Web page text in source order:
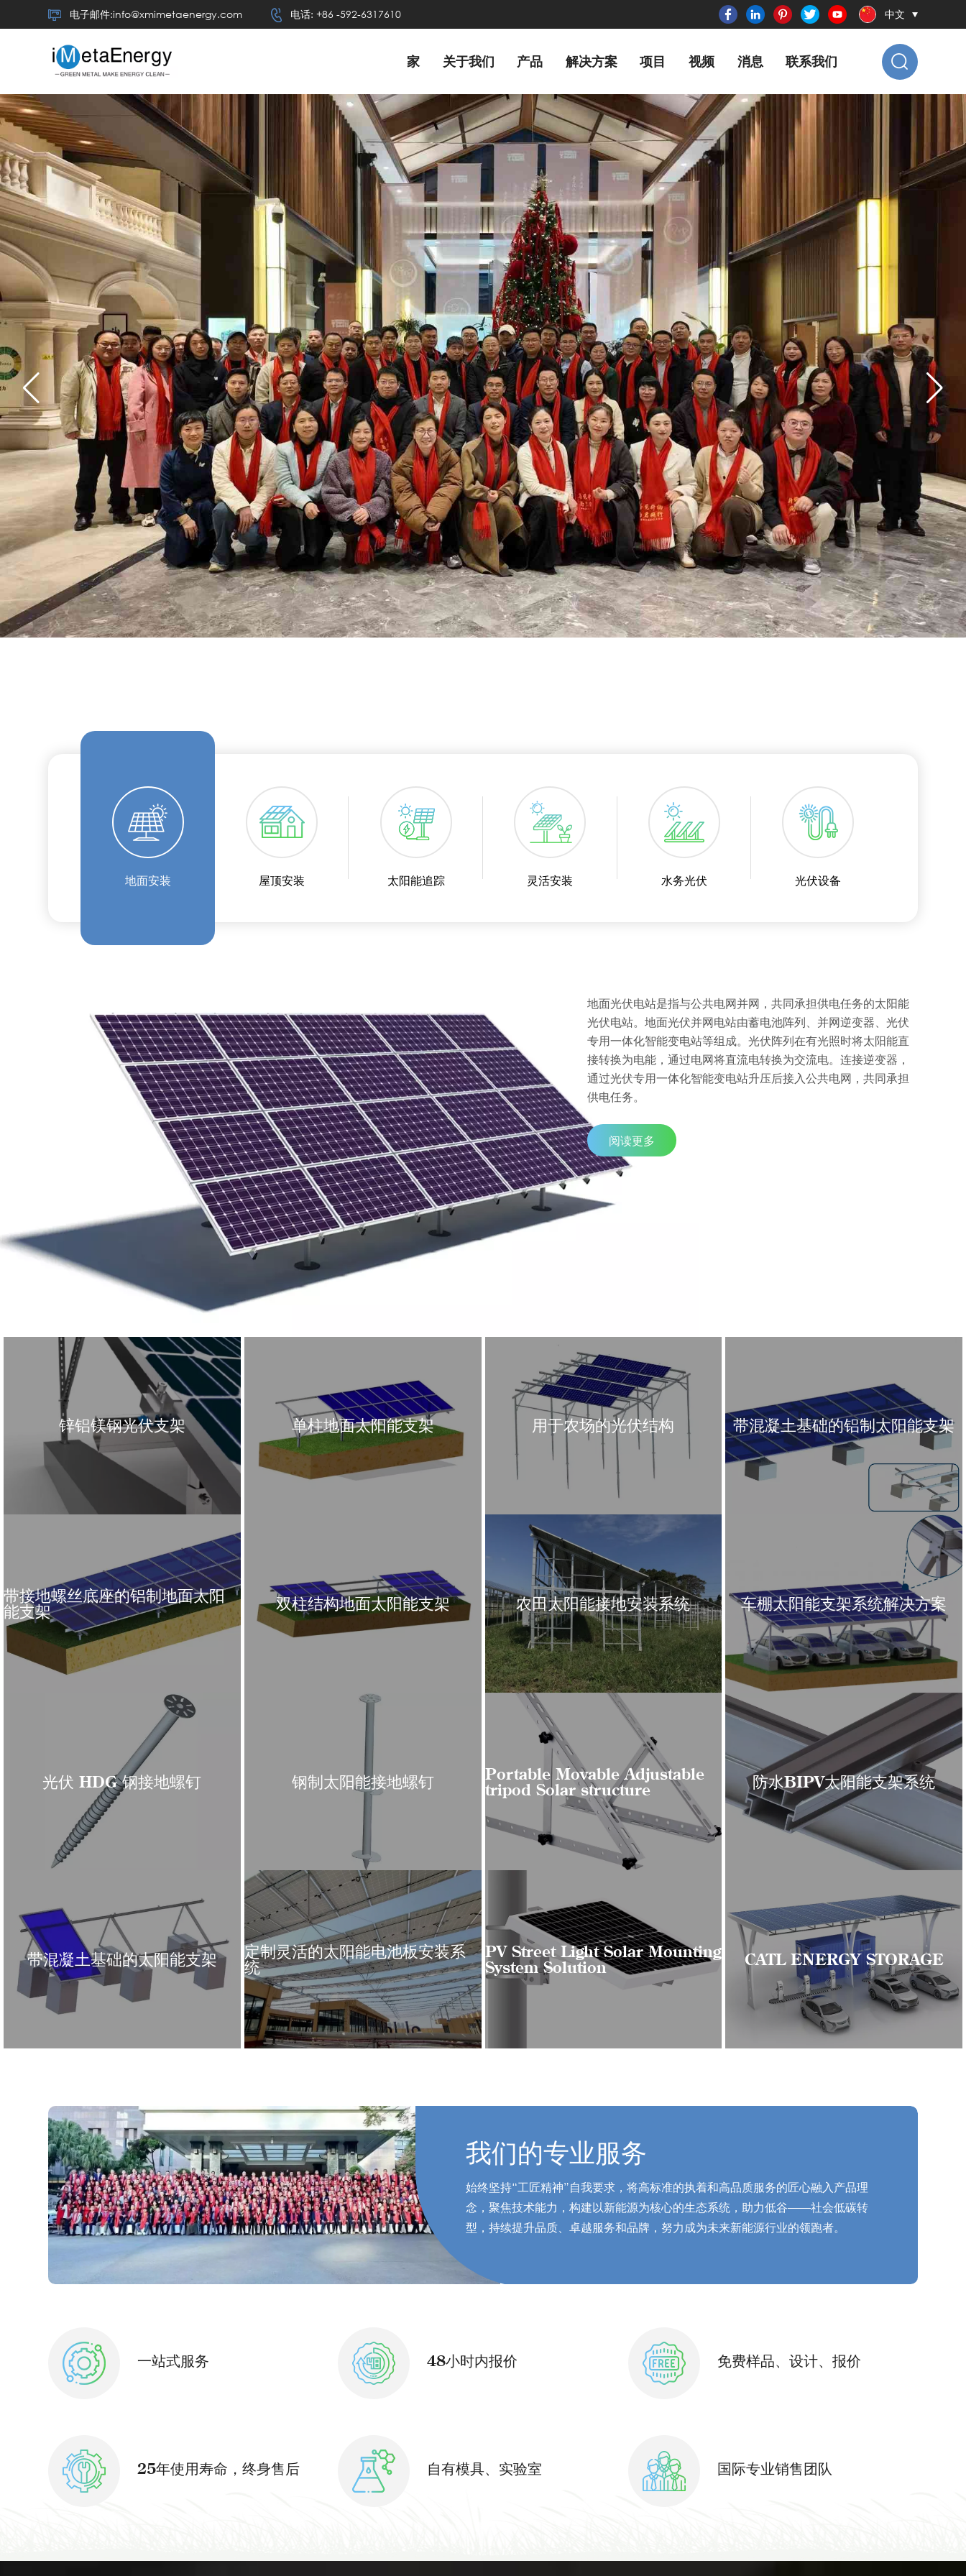
电子邮件:info@xmimetaenergy.com 电话: +86 -592-6317610 中文
家 关于我们 产品 解决方案 项目 视频 消息 联系我们
地面安装 屋顶安装 太阳能追踪 灵活安装 水务光伏 光伏设备
地面光伏电站是指与公共电网并网，共同承担供电任务的太阳能
光伏电站。地面光伏并网电站由蓄电池阵列、并网逆变器、光伏
专用一体化智能变电站等组成。光伏阵列在有光照时将太阳能直
接转换为电能，通过电网将直流电转换为交流电。连接逆变器，
通过光伏专用一体化智能变电站升压后接入公共电网，共同承担
供电任务。
阅读更多
锌铝镁钢光伏支架 单柱地面太阳能支架 用于农场的光伏结构 带混凝土基础的铝制太阳能支架
带接地螺丝底座的铝制地面太阳
能支架
双柱结构地面太阳能支架 农田太阳能接地安装系统 车棚太阳能支架系统解决方案
光伏 HDG 钢接地螺钉 钢制太阳能接地螺钉
Portable Movable Adjustable
tripod Solar structure
防水BIPV太阳能支架系统
带混凝土基础的太阳能支架
定制灵活的太阳能电池板安装系
统
PV Street Light Solar Mounting
System Solution
CATL ENERGY STORAGE
我们的专业服务
始终坚持“工匠精神”自我要求，将高标准的执着和高品质服务的匠心融入产品理
念，聚焦技术能力，构建以新能源为核心的生态系统，助力低谷——社会低碳转
型，持续提升品质、卓越服务和品牌，努力成为未来新能源行业的领跑者。
一站式服务 48小时内报价 免费样品、设计、报价
25年使用寿命，终身售后 自有模具、实验室 国际专业销售团队